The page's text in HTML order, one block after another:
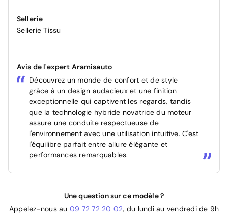
Sellerie
Sellerie Tissu
Avis de l'expert Aramisauto
Découvrez un monde de confort et de style
grâce à un design audacieux et une finition
exceptionnelle qui captivent les regards, tandis
que la technologie hybride novatrice du moteur
assure une conduite respectueuse de
l'environnement avec une utilisation intuitive. C'est
l'équilibre parfait entre allure élégante et
performances remarquables.
Une question sur ce modèle ?
Appelez-nous au 09 72 72 20 02, du lundi au vendredi de 9h